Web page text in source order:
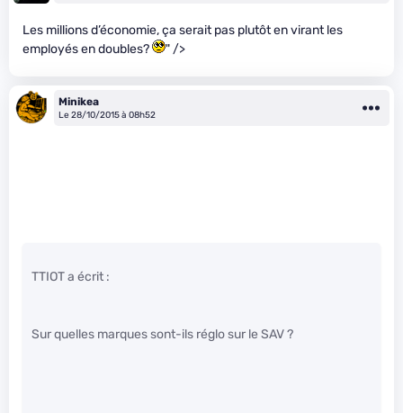
Les millions d’économie, ça serait pas plutôt en virant les
employés en doubles?
" />
Minikea
Le 28/10/2015 à 08h52
TTIOT a écrit :
Sur quelles marques sont-ils réglo sur le SAV ?